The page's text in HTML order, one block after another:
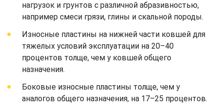
нагрузок и грунтов с различной абразивностью,
например смеси грязи, глины и скальной породы.
Износные пластины на нижней части ковшей для
тяжелых условий эксплуатации на 20–40
процентов толще, чем у ковшей общего
назначения.
Боковые износные пластины толще, чем у
аналогов общего назначения, на 17–25 процентов.